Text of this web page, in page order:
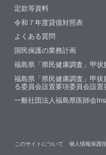
定款等資料
令和７年度貸借対照表
よくある質問
国民保護の業務計画
福島県「県民健康調査」甲
福島県「県民健康調査」甲
る委員会設置要項委員会設置
一般社団法人福島県医師会
このサイトについて 個人情報保護